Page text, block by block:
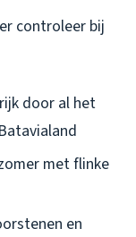
controleer bij
door al het
met flinke
en